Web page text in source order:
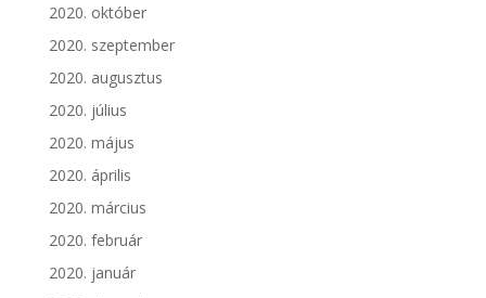
2020. október
2020. szeptember
2020. augusztus
2020. július
2020. május
2020. április
2020. március
2020. február
2020. január